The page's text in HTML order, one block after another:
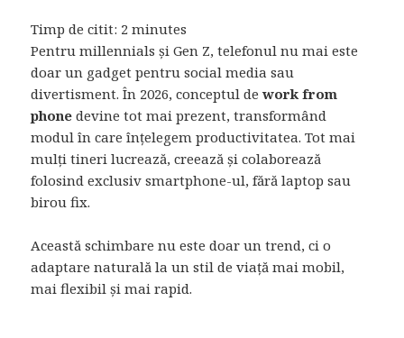
Timp de citit: 2 minutes
Pentru millennials și Gen Z, telefonul nu mai este
doar un gadget pentru social media sau
divertisment. În 2026, conceptul dework from
phone devine tot mai prezent, transformând
modul în care înțelegem productivitatea. Tot mai
mulți tineri lucrează, creează și colaborează
folosind exclusiv smartphone-ul, fără laptop sau
birou fix.
Această schimbare nu este doar un trend, ci o
adaptare naturală la un stil de viață mai mobil,
mai flexibil și mai rapid.